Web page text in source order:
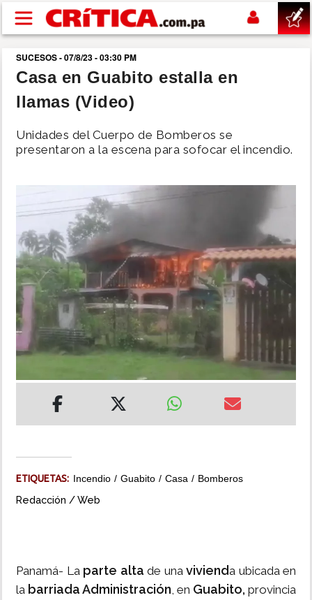
Pasar al contenido principal
buscar
SUCESOS
NACIONAL
SHOW
DEPORTES
MUNDO
MULTIMEDIA
SUCESOS - 07/8/23 - 03:30 PM
Casa en Guabito estalla en
llamas (Video)
Unidades del Cuerpo de Bomberos se
presentaron a la escena para sofocar el incendio.
ETIQUETAS: Incendio Guabito Casa Bomberos
Redacción / Web
Panamá- La parte alta de una vivienda ubicada en
la barriada Administración, en Guabito, provincia